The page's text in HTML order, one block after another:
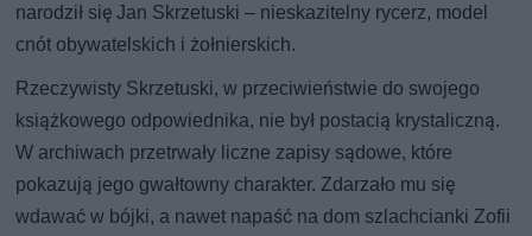
narodził się Jan Skrzetuski – nieskazitelny rycerz, model
cnót obywatelskich i żołnierskich.
Rzeczywisty Skrzetuski, w przeciwieństwie do swojego
książkowego odpowiednika, nie był postacią krystaliczną.
W archiwach przetrwały liczne zapisy sądowe, które
pokazują jego gwałtowny charakter. Zdarzało mu się
wdawać w bójki, a nawet napaść na dom szlachcianki Zofii